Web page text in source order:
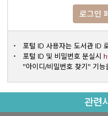
로그인
포털 ID 사용자는 도서관 ID
포털 ID 및 비밀번호 분실시
"아이디/비밀번호 찾기" 기능
관련